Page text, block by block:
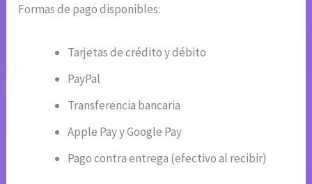
Formas de pago disponibles:
Tarjetas de crédito y débito
PayPal
Transferencia bancaria
Apple Pay y Google Pay
Pago contra entrega (efectivo al recibir)